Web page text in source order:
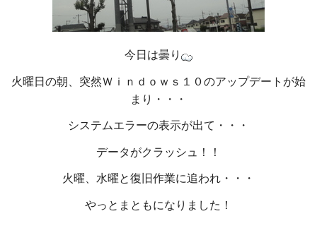
今日は曇り
火曜日の朝、突然Ｗｉｎｄｏｗｓ１０のアップデートが始
まり・・・
システムエラーの表示が出て・・・
データがクラッシュ！！
火曜、水曜と復旧作業に追われ・・・
やっとまともになりました！